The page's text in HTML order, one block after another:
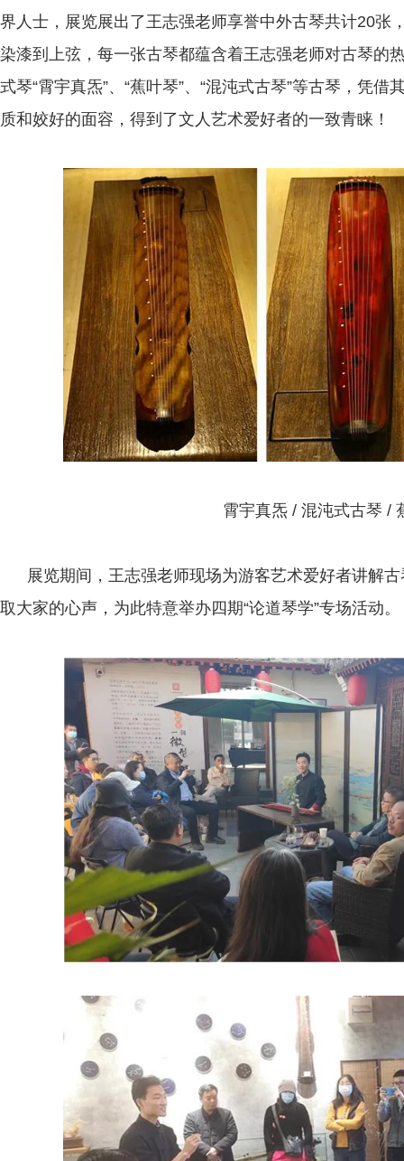
界人士，展览展出了王志强老师享誉中外古琴共计20张
染漆到上弦，每一张古琴都蕴含着王志强老师对古琴的
式琴“霄宇真炁”、“蕉叶琴”、“混沌式古琴”等古琴，凭
质和姣好的面容，得到了文人艺术爱好者的一致青睐！
霄宇真炁 / 混沌式古琴 /
展览期间，王志强老师现场为游客艺术爱好者讲解古
取大家的心声，为此特意举办四期“论道琴学”专场活动。